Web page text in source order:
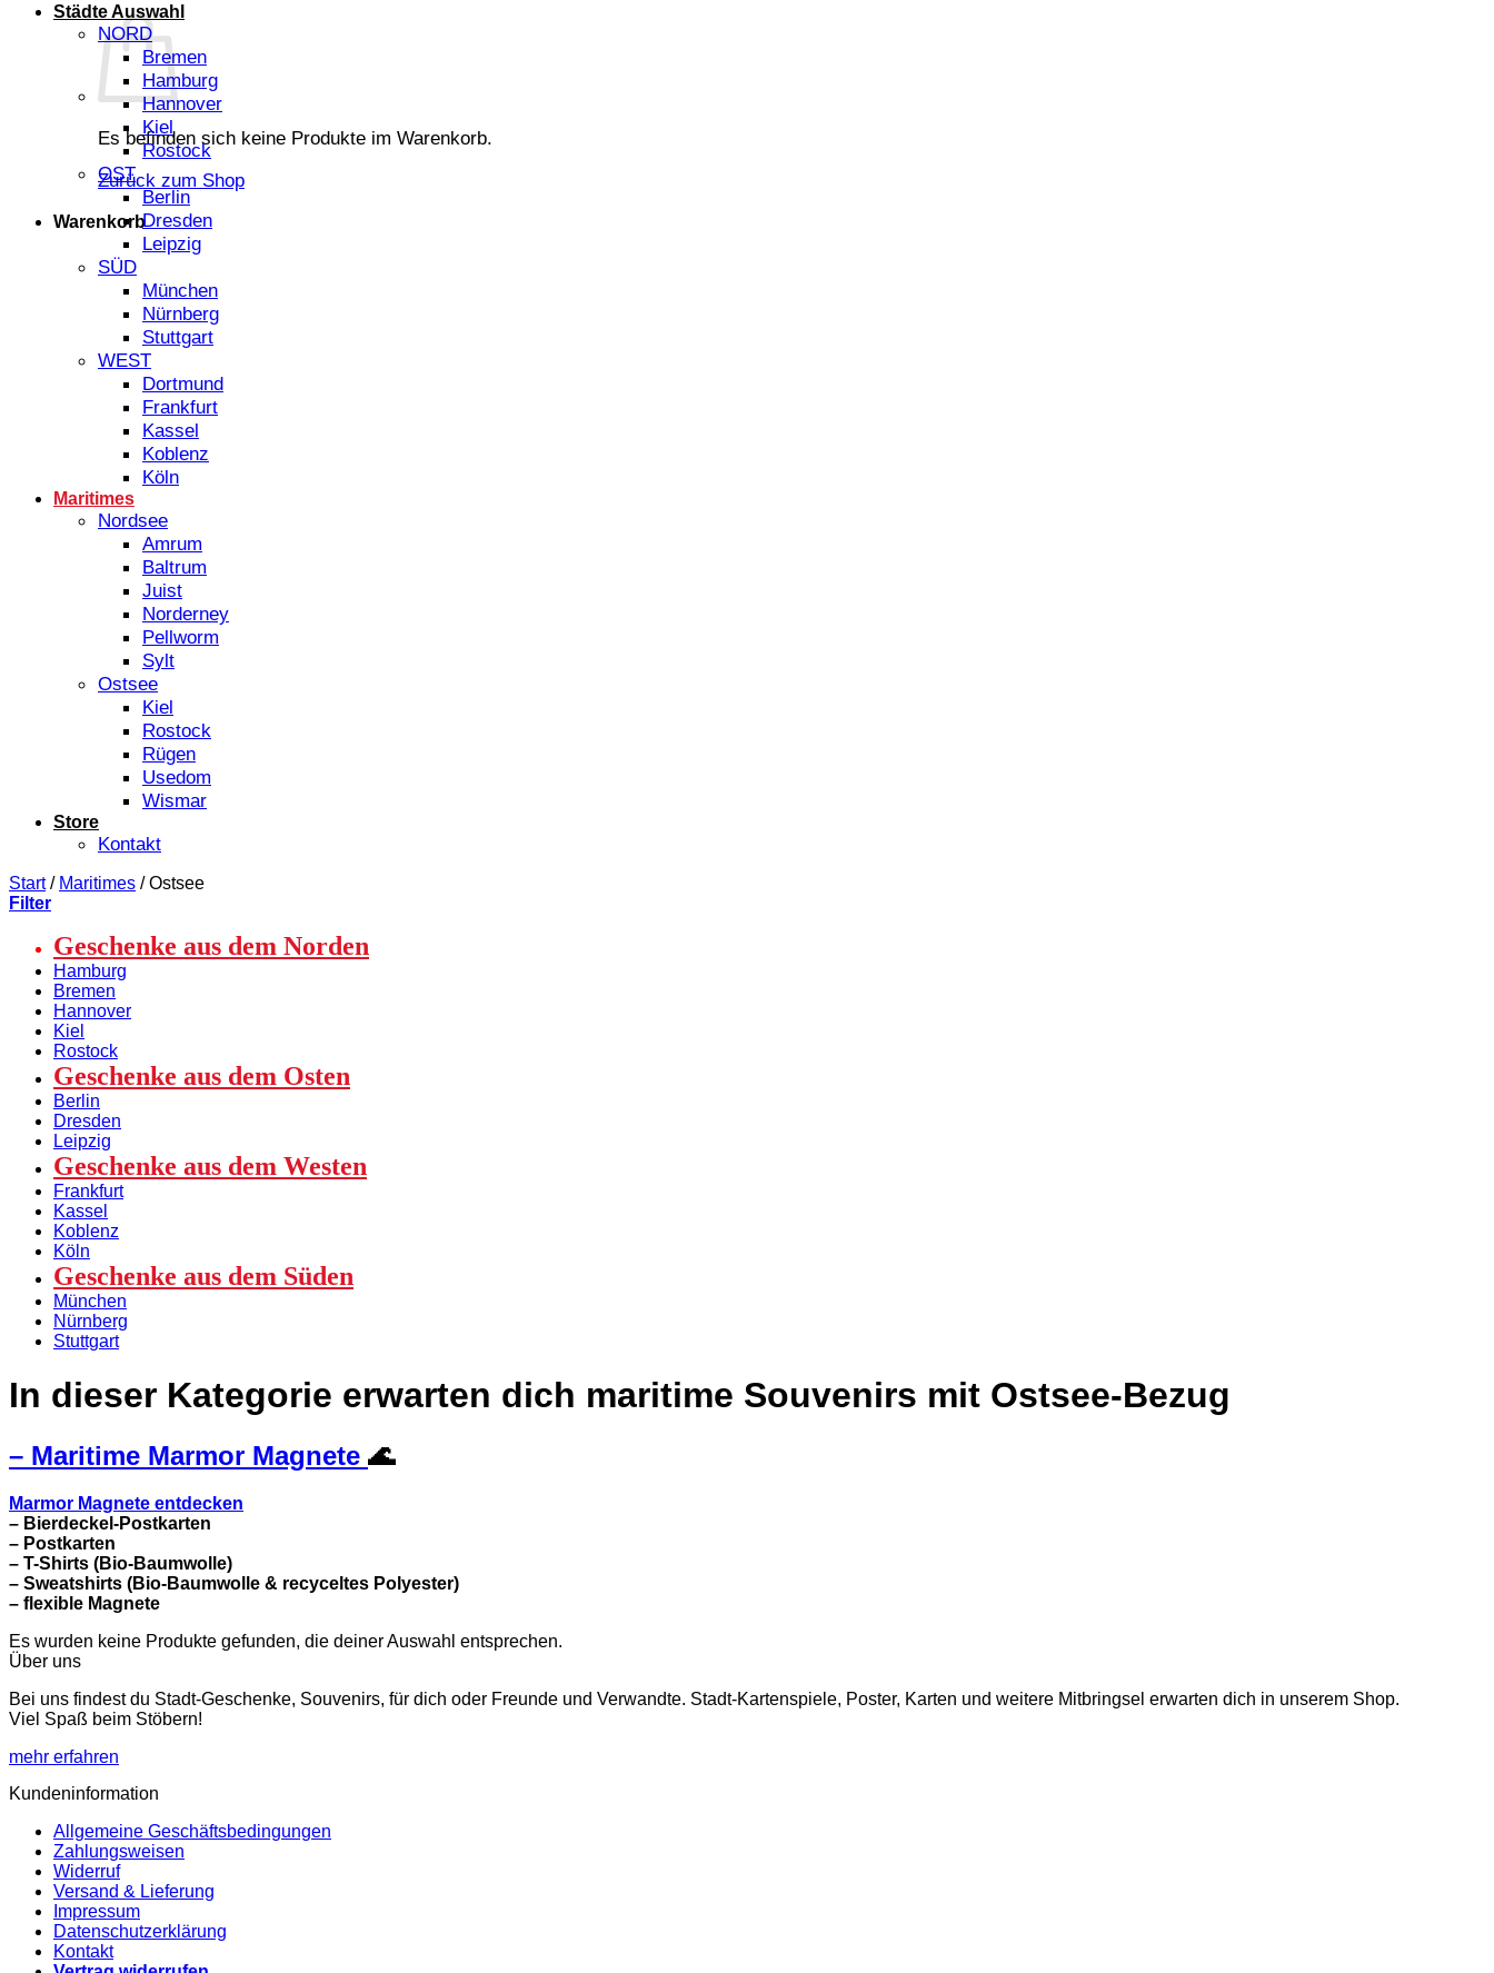
Es befinden sich keine Produkte im Warenkorb.
Zurück zum Shop
Warenkorb
Städte Auswahl
NORD
Bremen
Hamburg
Hannover
Kiel
Rostock
OST
Berlin
Dresden
Leipzig
SÜD
München
Nürnberg
Stuttgart
WEST
Dortmund
Frankfurt
Kassel
Koblenz
Köln
Maritimes
Nordsee
Amrum
Baltrum
Juist
Norderney
Pellworm
Sylt
Ostsee
Kiel
Rostock
Rügen
Usedom
Wismar
Store
Kontakt
Start / Maritimes /Ostsee
Filter
Geschenke aus dem Norden
Hamburg
Bremen
Hannover
Kiel
Rostock
Geschenke aus dem Osten
Berlin
Dresden
Leipzig
Geschenke aus dem Westen
Frankfurt
Kassel
Koblenz
Köln
Geschenke aus dem Süden
München
Nürnberg
Stuttgart
In dieser Kategorie erwarten dich maritime Souvenirs mit Ostsee-Bezug
– Maritime Marmor Magnete 🌊
Marmor Magnete entdecken
– Bierdeckel-Postkarten
– Postkarten
– T-Shirts (Bio-Baumwolle)
– Sweatshirts (Bio-Baumwolle & recyceltes Polyester)
– flexible Magnete
Es wurden keine Produkte gefunden, die deiner Auswahl entsprechen.
Über uns
Bei uns findest du Stadt-Geschenke, Souvenirs, für dich oder Freunde und Verwandte. Stadt-Kartenspiele, Poster, Karten und weitere Mitbringsel erwarten dich in unserem Shop.
Viel Spaß beim Stöbern!
mehr erfahren
Kundeninformation
Allgemeine Geschäftsbedingungen
Zahlungsweisen
Widerruf
Versand & Lieferung
Impressum
Datenschutzerklärung
Kontakt